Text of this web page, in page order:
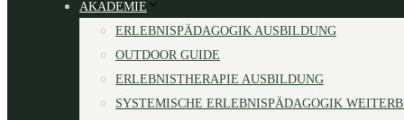
AKADEMIE
ERLEBNISPÄDAGOGIK AUSBILDUNG
OUTDOOR GUIDE
ERLEBNISTHERAPIE AUSBILDUNG
SYSTEMISCHE ERLEBNISPÄDAGOGIK